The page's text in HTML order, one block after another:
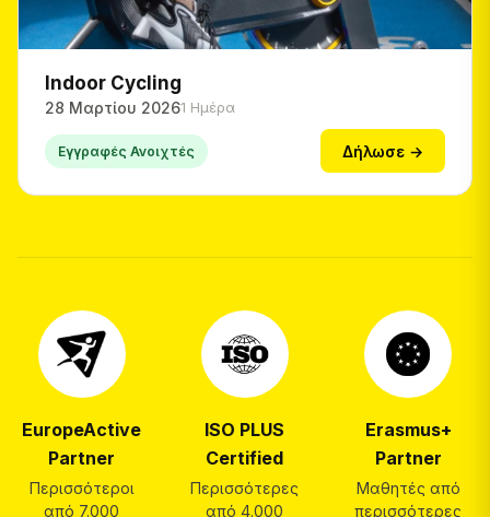
Indoor Cycling
28 Μαρτίου 20261 Ημέρα
Εγγραφές Ανοιχτές Δήλωσε →
EuropeActive
Partner
Περισσότεροι
από 7.000
ISO PLUS
Certified
Περισσότερες
από 4.000
Erasmus+
Partner
Μαθητές από
περισσότερες